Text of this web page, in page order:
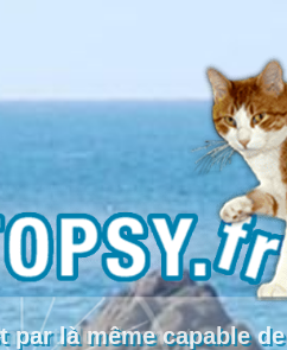
là même capable